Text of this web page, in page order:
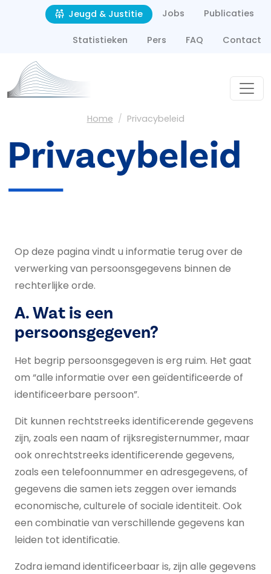
Overslaan en naar de inhoud gaan
Second navigation
Jeugd & Justitie Jobs Publicaties
Statistieken Pers FAQ Contact
Kruimelpad
Home Privacybeleid
Privacybeleid
Op deze pagina vindt u informatie terug over de
verwerking van persoonsgegevens binnen de
rechterlijke orde.
A. Wat is een
persoonsgegeven?
Het begrip persoonsgegeven is erg ruim. Het gaat
om “alle informatie over een geïdentificeerde of
identificeerbare persoon”.
Dit kunnen rechtstreeks identificerende gegevens
zijn, zoals een naam of rijksregisternummer, maar
ook onrechtstreeks identificerende gegevens,
zoals een telefoonnummer en adresgegevens, of
gegevens die samen iets zeggen over iemands
economische, culturele of sociale identiteit. Ook
een combinatie van verschillende gegevens kan
leiden tot identificatie.
Zodra iemand identificeerbaar is, zijn alle gegevens